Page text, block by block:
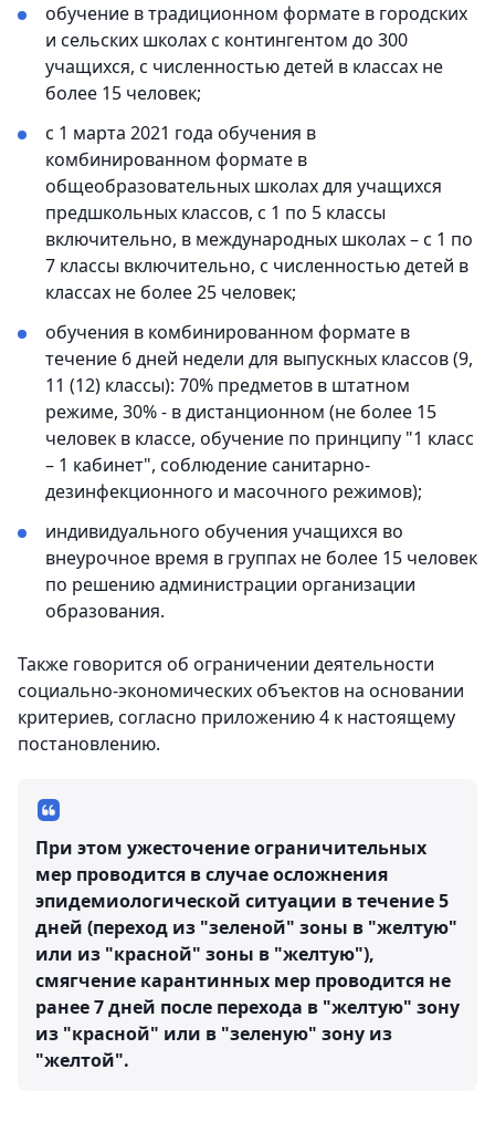
обучение в традиционном формате в городских
и сельских школах с контингентом до 300
учащихся, с численностью детей в классах не
более 15 человек;
с 1 марта 2021 года обучения в
комбинированном формате в
общеобразовательных школах для учащихся
предшкольных классов, с 1 по 5 классы
включительно, в международных школах – с 1 по
7 классы включительно, с численностью детей в
классах не более 25 человек;
обучения в комбинированном формате в
течение 6 дней недели для выпускных классов (9,
11 (12) классы): 70% предметов в штатном
режиме, 30% - в дистанционном (не более 15
человек в классе, обучение по принципу "1 класс
– 1 кабинет", соблюдение санитарно-
дезинфекционного и масочного режимов);
индивидуального обучения учащихся во
внеурочное время в группах не более 15 человек
по решению администрации организации
образования.
Также говорится об ограничении деятельности
социально-экономических объектов на основании
критериев, согласно приложению 4 к настоящему
постановлению.
При этом ужесточение ограничительных
мер проводится в случае осложнения
эпидемиологической ситуации в течение 5
дней (переход из "зеленой" зоны в "желтую"
или из "красной" зоны в "желтую"),
смягчение карантинных мер проводится не
ранее 7 дней после перехода в "желтую" зону
из "красной" или в "зеленую" зону из
"желтой".